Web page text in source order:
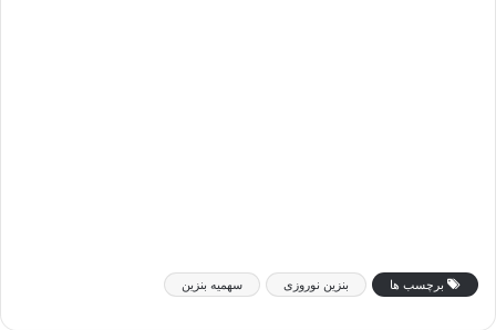
برچسب ها بنزین نوروزی سهمیه بنزین